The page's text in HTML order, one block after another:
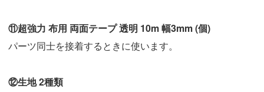
⑪超強力 布用 両面テープ 透明 10m 幅3mm (個)
パーツ同士を接着するときに使います。
⑫生地 2種類